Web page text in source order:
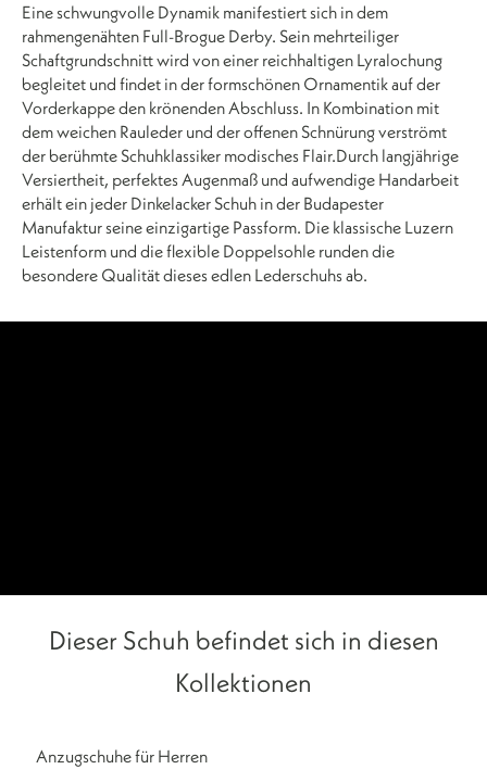
Eine schwungvolle Dynamik manifestiert sich in dem
rahmengenähten Full-Brogue Derby. Sein mehrteiliger
Schaftgrundschnitt wird von einer reichhaltigen Lyralochung
begleitet und findet in der formschönen Ornamentik auf der
Vorderkappe den krönenden Abschluss. In Kombination mit
dem weichen Rauleder und der offenen Schnürung verströmt
der berühmte Schuhklassiker modisches Flair.Durch langjährige
Versiertheit, perfektes Augenmaß und aufwendige Handarbeit
erhält ein jeder Dinkelacker Schuh in der Budapester
Manufaktur seine einzigartige Passform. Die klassische Luzern
Leistenform und die flexible Doppelsohle runden die
besondere Qualität dieses edlen Lederschuhs ab.
Dieser Schuh befindet sich in diesen
Kollektionen
Anzugschuhe für Herren